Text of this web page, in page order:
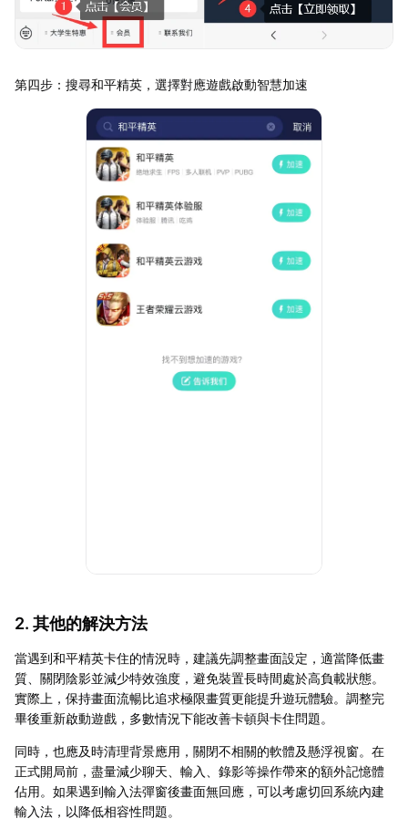
第四步：搜尋和平精英，選擇對應遊戲啟動智慧加速
2. 其他的解決方法
當遇到和平精英卡住的情況時，建議先調整畫面設定，適當降低畫
質、關閉陰影並減少特效強度，避免裝置長時間處於高負載狀態。
實際上，保持畫面流暢比追求極限畫質更能提升遊玩體驗。調整完
畢後重新啟動遊戲，多數情況下能改善卡頓與卡住問題。
同時，也應及時清理背景應用，關閉不相關的軟體及懸浮視窗。在
正式開局前，盡量減少聊天、輸入、錄影等操作帶來的額外記憶體
佔用。如果遇到輸入法彈窗後畫面無回應，可以考慮切回系統內建
輸入法，以降低相容性問題。